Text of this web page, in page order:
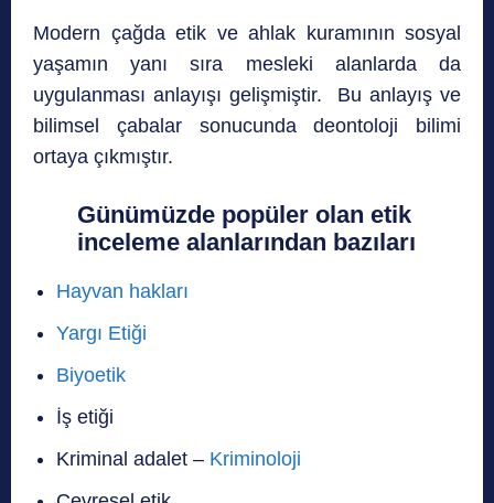
Modern çağda etik ve ahlak kuramının sosyal
yaşamın yanı sıra mesleki alanlarda da
uygulanması anlayışı gelişmiştir. Bu anlayış ve
bilimsel çabalar sonucunda deontoloji bilimi
ortaya çıkmıştır.
Günümüzde popüler olan etik
inceleme alanlarından bazıları
Hayvan hakları
Yargı Etiği
Biyoetik
İş etiği
Kriminal adalet – Kriminoloji